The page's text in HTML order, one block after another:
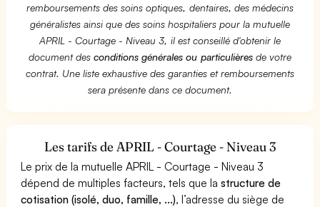
remboursements des soins optiques, dentaires, des médecins
généralistes ainsi que des soins hospitaliers pour la mutuelle
APRIL - Courtage - Niveau 3, il est conseillé d'obtenir le
document desconditions générales ou particulièresde votre
contrat. Une liste exhaustive des garanties et remboursements
sera présente dans ce document.
Les tarifs de APRIL - Courtage - Niveau 3
Le prix de la mutuelle APRIL - Courtage - Niveau 3
dépend de multiples facteurs, tels que lastructure de
cotisation (isolé, duo, famille, ...), l’adresse du siège de